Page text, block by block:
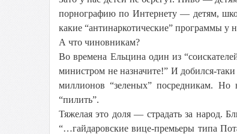
порнографию по Интернету — детям,
какие “антинаркотические” программы у
А что чиновникам?
Во времена Ельцина один из
министром не назначите!” И добился-
миллионов “зеленых” посредникам. Но
“пилить”.
Тяжелая это доля — страдать за народ.
“…гайдаровские вице-премьеры типа